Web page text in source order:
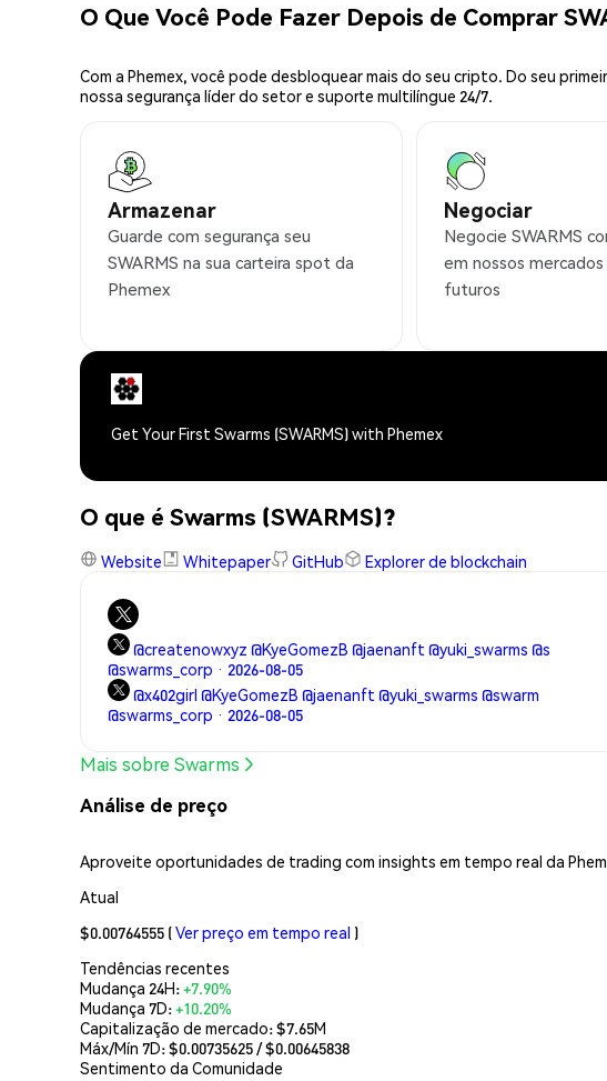
O Que Você Pode Fazer Depois de Comprar
Com a Phemex, você pode desbloquear mais do seu cripto. Do seu
nossa segurança líder do setor e suporte multilíngue 24/7.
Armazenar
Guarde com segurança seu
SWARMS na sua carteira spot da
Phemex
Negociar
Negocie SWARMS
em nossos
futuros
Get Your First Swarms (SWARMS) with Phemex
O que é Swarms (SWARMS)?
Website Whitepaper GitHub Explorer de blockchain
@createnowxyz @KyeGomezB @jaenanft @yuki_swarms @s
@swarms_corp · 2026-08-05
@x402girl @KyeGomezB @jaenanft @yuki_swarms @swarm
@swarms_corp · 2026-08-05
Mais sobre Swarms
Análise de preço
Aproveite oportunidades de trading com insights em tempo real da
Atual
$0.00764555 (Ver preço em tempo real )
Tendências recentes
Mudança 24H:+7.90%
Mudança 7D:+10.20%
Capitalização de mercado:$7.65M
Máx/Mín 7D: $0.00735625/ $0.00645838
Sentimento da Comunidade